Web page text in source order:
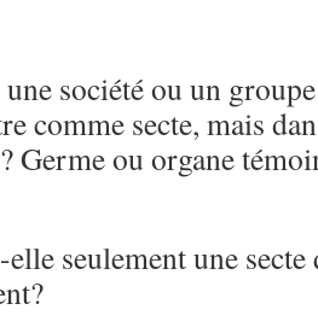
société ou un
comme secte, mais
Germe ou organe
seulement une